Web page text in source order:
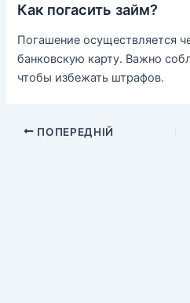
Как погасить займ?
Погашение осуществляется
банковскую карту. Важно
чтобы избежать штрафов.
ПОПЕРЕДНІЙ